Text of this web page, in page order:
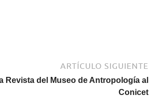
ARTÍCULO SIGUIENTE
Revista del Museo de Antropología al
Conicet